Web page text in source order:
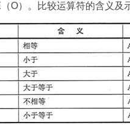
O）。比较运算符的含义及